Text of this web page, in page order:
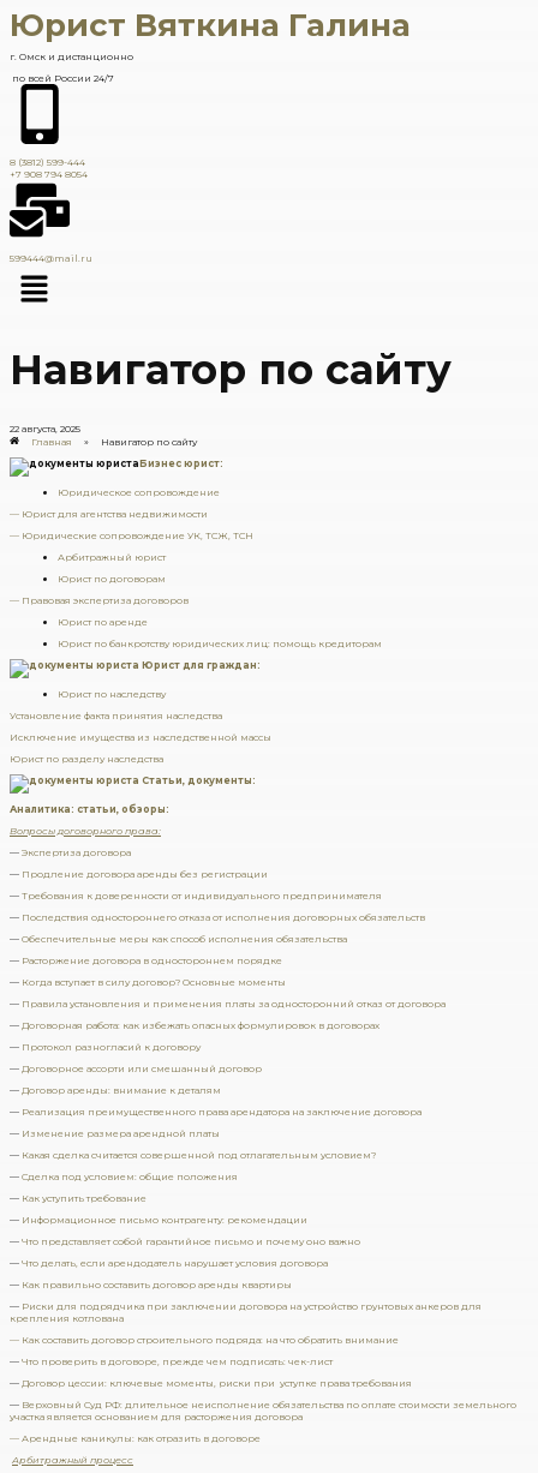
Юрист Вяткина Галина
г. Омск и дистанционно
по всей России 24/7
8 (3812) 599-444
+7 908 794 8054
599444@mail.ru
Навигатор по сайту
22 августа, 2025
Главная
»
Навигатор по сайту
Бизнес юрист:
Юридическое сопровождение
— Юрист для агентства недвижимости
— Юридические сопровождение УК, ТСЖ, ТСН
Арбитражный юрист
Юрист по договорам
— Правовая экспертиза договоров
Юрист по аренде
Юрист по банкротству юридических лиц: помощь кредиторам
Юрист для граждан:
Юрист по наследству
Установление факта принятия наследства
Исключение имущества из наследственной массы
Юрист по разделу наследства
Статьи, документы:
Аналитика: статьи, обзоры:
Вопросы договорного права:
— Экспертиза договора
— Продление договора аренды без регистрации
— Требования к доверенности от индивидуального предпринимателя
— Последствия одностороннего отказа от исполнения договорных обязательств
— Обеспечительные меры как способ исполнения обязательства
— Расторжение договора в одностороннем порядке
— Когда вступает в силу договор? Основные моменты
— Правила установления и применения платы за односторонний отказ от договора
— Договорная работа: как избежать опасных формулировок в договорах
— Протокол разногласий к договору
— Договорное ассорти или смешанный договор
— Договор аренды: внимание к деталям
— Реализация преимущественного права арендатора на заключение договора
— Изменение размера арендной платы
— Какая сделка считается совершенной под отлагательным условием?
— Сделка под условием: общие положения
— Как уступить требование
— Информационное письмо контрагенту: рекомендации
— Что представляет собой гарантийное письмо и почему оно важно
— Что делать, если арендодатель нарушает условия договора
— Как правильно составить договор аренды квартиры
— Риски для подрядчика при заключении договора на устройство грунтовых анкеров для
крепления котлована
— Как составить договор строительного подряда: на что обратить внимание
— Что проверить в договоре, прежде чем подписать: чек-лист
— Договор цессии: ключевые моменты, риски при уступке права требования
— Верховный Суд РФ: длительное неисполнение обязательства по оплате стоимости земельного
участка является основанием для расторжения договора
— Арендные каникулы: как отразить в договоре
Арбитражный процесс